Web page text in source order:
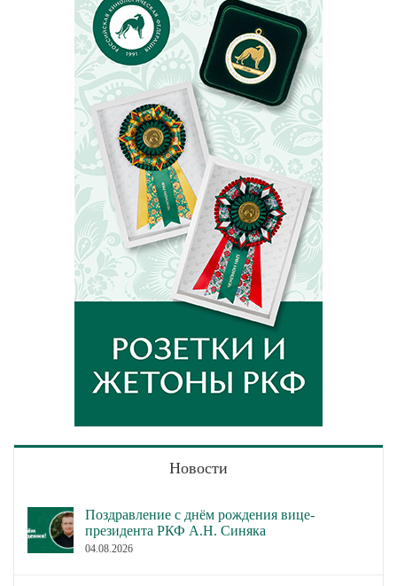
Новости
Поздравление с днём рождения вице-
президента РКФ А.Н. Синяка
04.08.2026